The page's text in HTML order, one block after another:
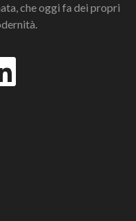
che oggi fa dei propri